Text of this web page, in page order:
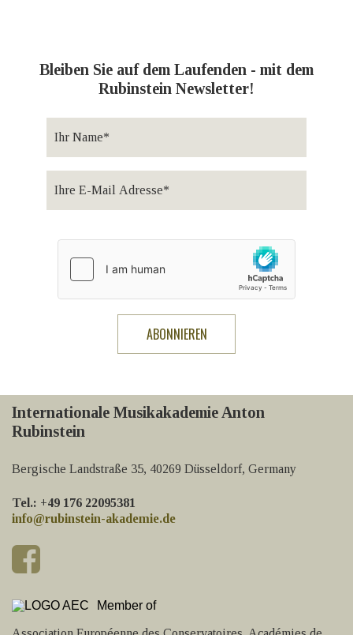
Bleiben Sie auf dem Laufenden - mit dem
Rubinstein Newsletter!
Internationale Musikakademie Anton
Rubinstein
Bergische Landstraße 35, 40269 Düsseldorf, Germany
Tel.: +49 176 22095381
info@rubinstein-akademie.de
Member of